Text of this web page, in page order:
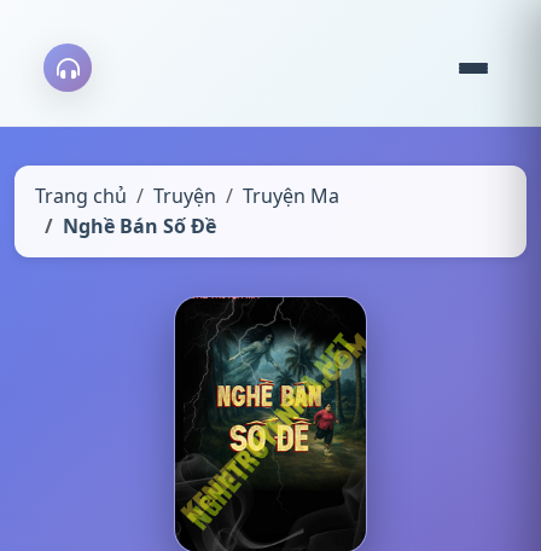
Trang chủ Truyện
Truyện Ma
Nghề Bán Số Đề